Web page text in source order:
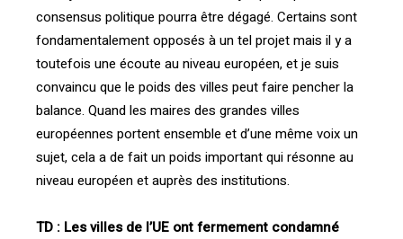
consensus politique pourra être dégagé. Certains sont
fondamentalement opposés à un tel projet mais il y a
toutefois une écoute au niveau européen, et je suis
convaincu que le poids des villes peut faire pencher la
balance. Quand les maires des grandes villes
européennes portent ensemble et d’une même voix un
sujet, cela a de fait un poids important qui résonne au
niveau européen et auprès des institutions.
TD : Les villes de l’UE ont fermement condamné